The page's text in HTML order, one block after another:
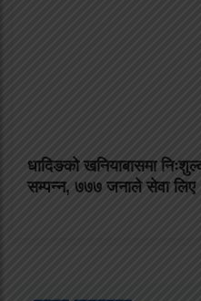
धादिङको खनियाबासमा
सम्पन्न, ७७७ जनाले सेवा लिए